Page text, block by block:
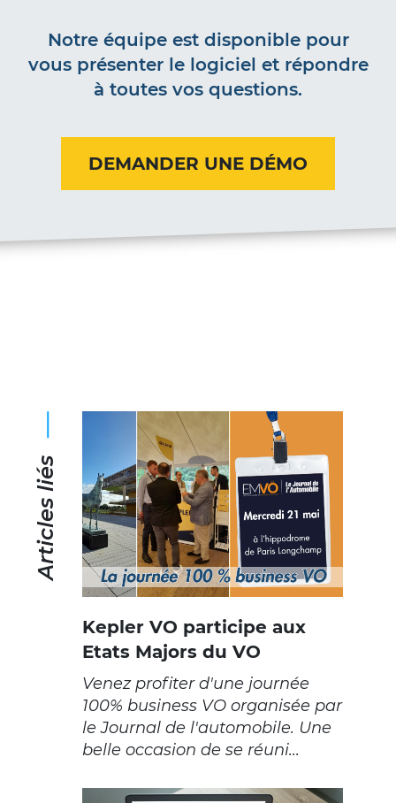
Notre équipe est disponible pour
vous présenter le logiciel et répondre
à toutes vos questions.
DEMANDER UNE DÉMO
Articles liés
Kepler VO participe aux
Etats Majors du VO
Venez profiter d'une journée
100% business VO organisée par
le Journal de l'automobile. Une
belle occasion de se réuni...